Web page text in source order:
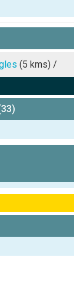
(5 kms) /